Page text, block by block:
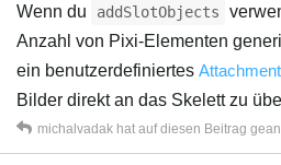
Wenn du
addSlotObjects
Anzahl von Pixi-Elementen
ein benutzerdefiniertes
Bilder direkt an das Skelett zu
michalvadak hat auf diesen Beitrag